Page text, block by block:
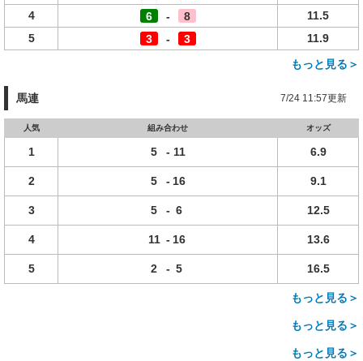
4
6 - 8
11.5
5
3 - 3
11.9
もっと見る＞
馬連 7/24 11:57更新
人気 組み合わせ オッズ
1 5 - 11 6.9
2 5 - 16 9.1
3 5 - 6 12.5
4 11 - 16 13.6
5 2 - 5 16.5
もっと見る＞
もっと見る＞
もっと見る＞